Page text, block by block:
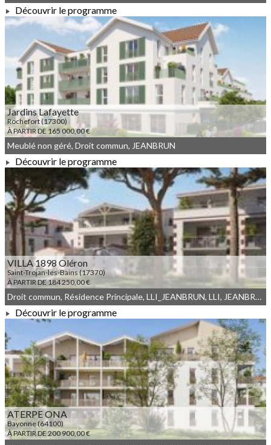
À PARTIR DE 210 000,00 €
Découvrir le programme
Jardins Lafayette
Rochefort (17300)
À PARTIR DE 165 000,00 €
À PARTIR DE 165 000,00 €
Meublé non géré, Droit commun, JEANBRUN
Découvrir le programme
VILLA 1898 Oléron
Saint-Trojan-les-Bains (17370)
À PARTIR DE 184 250,00 €
À PARTIR DE 184 250,00 €
Droit commun, Résidence Principale, LLI_JEANBRUN, LLI, JEANBRUN, Meublé non géré
Découvrir le programme
ATERPE ONA
Bayonne (64100)
À PARTIR DE 200 900,00 €